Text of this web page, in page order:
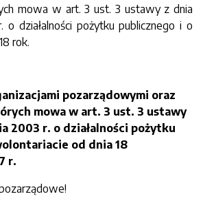
mowa w art. 3 ust. 3 ustawy z dnia
działalności pożytku publicznego i o
rok.
pozarządowymi oraz
mowa w art. 3 ust. 3 ustawy
2003 r. o działalności pożytku
od dnia 18
r.